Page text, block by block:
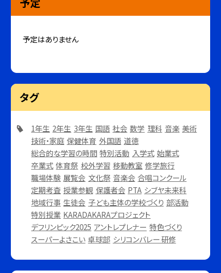
予定はありません
タグ
1年生 2年生 3年生 国語 社会 数学 理科 音楽 美術
技術・家庭 保健体育 外国語 道徳
総合的な学習の時間 特別活動 入学式 始業式
卒業式 体育祭 校外学習 移動教室 修学旅行
職場体験 展覧会 文化祭 音楽会 合唱コンクール
定期考査 授業参観 保護者会 PTA シブヤ未来科
地域行事 生徒会 子ども主体の学校づくり 部活動
特別授業 KARADAKARAプロジェクト
デフリンピック2025 アントレプレナー 特色づくり
スーパーよさこい 卓球部 シリコンバレー 研修